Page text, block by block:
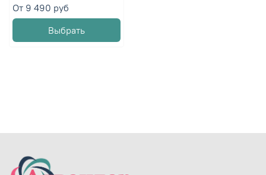
От9 490 руб
Выбрать